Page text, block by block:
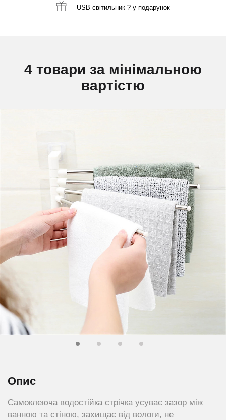
USB світильник ?у подарунок
4 товари за мінімальною
вартістю
Опис
Самоклеюча водостійка стрічка усуває зазор між
ванною та стіною, захищає від вологи, не